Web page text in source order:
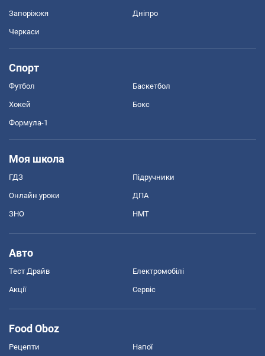
Запоріжжя Дніпро
Черкаси
Спорт
Футбол Баскетбол
Хокей Бокс
Формула-1
Моя школа
ГДЗ Підручники
Онлайн уроки ДПА
ЗНО НМТ
Авто
Тест Драйв Електромобілі
Акції Сервіс
Food Oboz
Рецепти Напої